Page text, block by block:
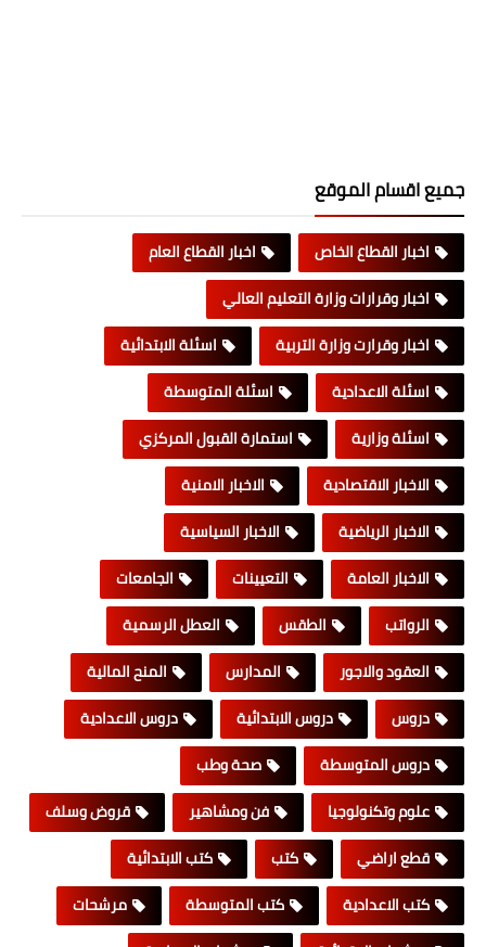
جميع اقسام الموقع
اخبار القطاع الخاص
اخبار القطاع العام
اخبار وقرارات وزارة التعليم العالي
اخبار وقرارت وزارة التربية
اسئلة الابتدائية
اسئلة الاعدادية
اسئلة المتوسطة
اسئلة وزارية
استمارة القبول المركزي
الاخبار الاقتصادية
الاخبار الامنية
الاخبار الرياضية
الاخبار السياسية
الاخبار العامة
التعيينات
الجامعات
الرواتب
الطقس
العطل الرسمية
العقود والاجور
المدارس
المنح المالية
دروس
دروس الابتدائية
دروس الاعدادية
دروس المتوسطة
صحة وطب
علوم وتكنولوجيا
فن ومشاهير
قروض وسلف
قطع اراضي
كتب
كتب الابتدائية
كتب الاعدادية
كتب المتوسطة
مرشحات